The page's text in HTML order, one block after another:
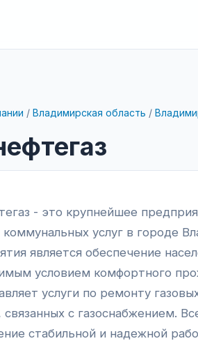
/ Владимирская область /
- это крупнейшее
коммунальных услуг в городе
является обеспечение
условием комфортного
услуги по ремонту
связанных с газоснабжением.
стабильной и надежной